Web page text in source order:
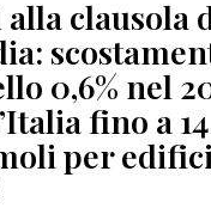
clausola
0,6% nel
fino a
per